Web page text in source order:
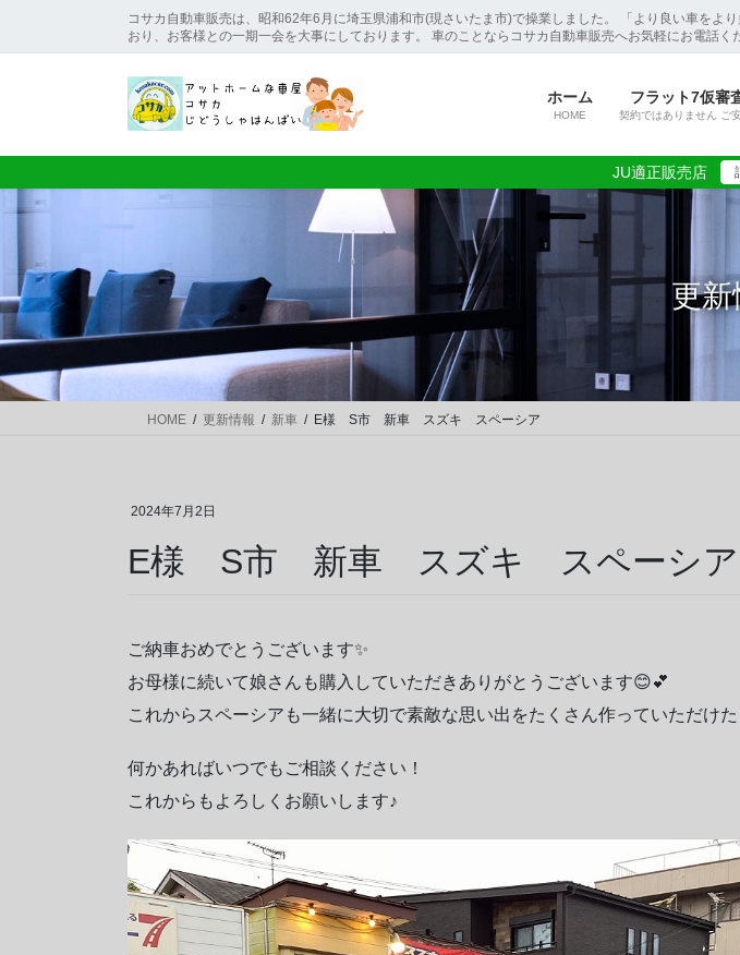
動
に
コサカ自動車販売は、昭和62年6月に埼玉県浦和市(現さいたま市)で操業しました。 「より良い車をよ
おり、お客様との一期一会を大事にしております。 車のことならコサカ自動車販売へお気軽にお電話く
ホーム
HOME
フラット7仮審
契約ではありません ご
JU適正販売店
更
HOME 更新情報 新車 E様 S市 新車 スズキ スペーシア
2024年7月2日
E様 S市 新車 スズキ スペーシア
ご納車おめでとうございます✨
お母様に続いて娘さんも購入していただきありがとうございます😊💕
これからスペーシアも一緒に大切で素敵な思い出をたくさん作っていただけ
何かあればいつでもご相談ください！
これからもよろしくお願いします♪